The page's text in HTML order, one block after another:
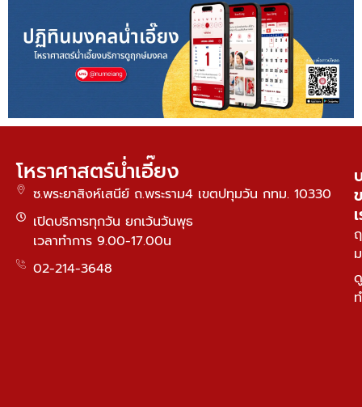
โหราศาสตร์น่ำเอี๊ยง
ซ.พระยาสิงห์เสนีย์ ถ.พระราม4 เขตปทุมวัน กทม. 10330
เปิดบริการทุกวัน ยกเว้นวันพุธ
เวลาทำการ 9.00-17.00น
02-214-3648